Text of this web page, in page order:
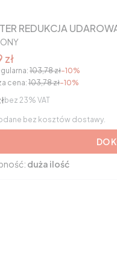
REDUKCJA
brutto
zł
103,78 zł-10%
cena:103,78 zł-10%
bez 23% VAT
bez kosztów dostawy.
DO
duża ilość